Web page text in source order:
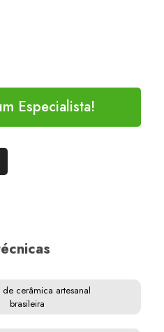
Especialista!
de cerâmica artesanal
brasileira